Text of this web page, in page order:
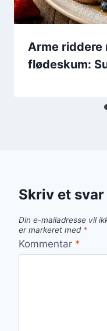
Arme riddere
flødeskum:
Skriv et svar
Din e-mailadresse vil
er markeret med *
Kommentar *